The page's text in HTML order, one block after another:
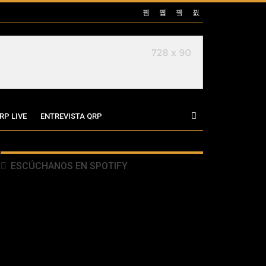
LIVE ENTREVISTA QRP
ESCÚCHANOS EN SPOTIFY